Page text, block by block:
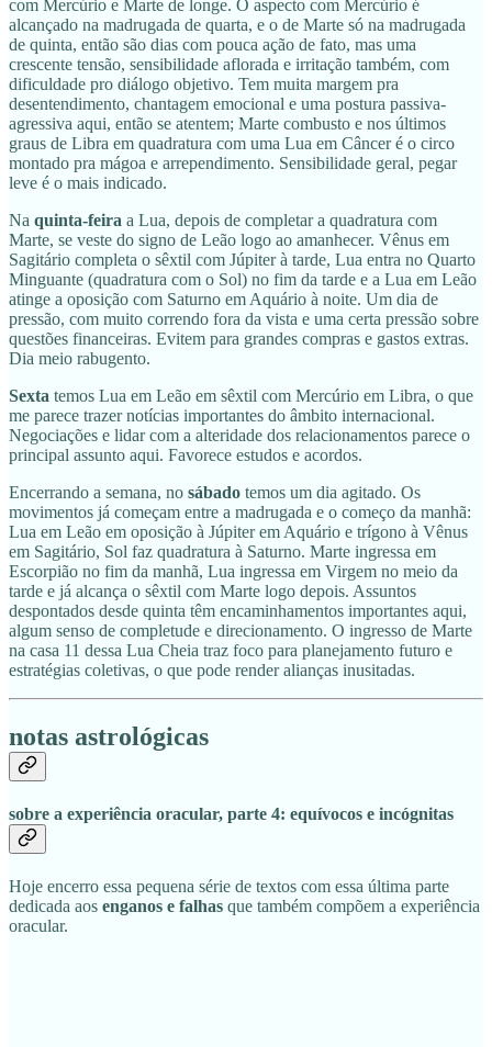
com Mercúrio e Marte de longe. O aspecto com Mercúrio é
alcançado na madrugada de quarta, e o de Marte só na madrugada
de quinta, então são dias com pouca ação de fato, mas uma
crescente tensão, sensibilidade aflorada e irritação também, com
dificuldade pro diálogo objetivo. Tem muita margem pra
desentendimento, chantagem emocional e uma postura passiva-
agressiva aqui, então se atentem; Marte combusto e nos últimos
graus de Libra em quadratura com uma Lua em Câncer é o circo
montado pra mágoa e arrependimento. Sensibilidade geral, pegar
leve é o mais indicado.
Na quinta-feira a Lua, depois de completar a quadratura com
Marte, se veste do signo de Leão logo ao amanhecer. Vênus em
Sagitário completa o sêxtil com Júpiter à tarde, Lua entra no Quarto
Minguante (quadratura com o Sol) no fim da tarde e a Lua em Leão
atinge a oposição com Saturno em Aquário à noite. Um dia de
pressão, com muito correndo fora da vista e uma certa pressão sobre
questões financeiras. Evitem para grandes compras e gastos extras.
Dia meio rabugento.
Sexta temos Lua em Leão em sêxtil com Mercúrio em Libra, o que
me parece trazer notícias importantes do âmbito internacional.
Negociações e lidar com a alteridade dos relacionamentos parece o
principal assunto aqui. Favorece estudos e acordos.
Encerrando a semana, no sábado temos um dia agitado. Os
movimentos já começam entre a madrugada e o começo da manhã:
Lua em Leão em oposição à Júpiter em Aquário e trígono à Vênus
em Sagitário, Sol faz quadratura à Saturno. Marte ingressa em
Escorpião no fim da manhã, Lua ingressa em Virgem no meio da
tarde e já alcança o sêxtil com Marte logo depois. Assuntos
despontados desde quinta têm encaminhamentos importantes aqui,
algum senso de completude e direcionamento. O ingresso de Marte
na casa 11 dessa Lua Cheia traz foco para planejamento futuro e
estratégias coletivas, o que pode render alianças inusitadas.
notas astrológicas
sobre a experiência oracular, parte 4: equívocos e incógnitas
Hoje encerro essa pequena série de textos com essa última parte
dedicada aos enganos e falhas que também compõem a experiência
oracular.